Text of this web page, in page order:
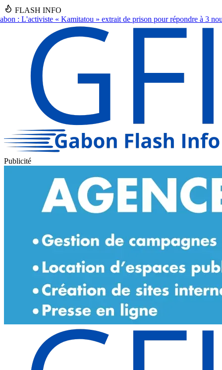
FLASH INFO
de prison pour répondre à 3 nouvelles plaintes●Gabon: Le
Publicité